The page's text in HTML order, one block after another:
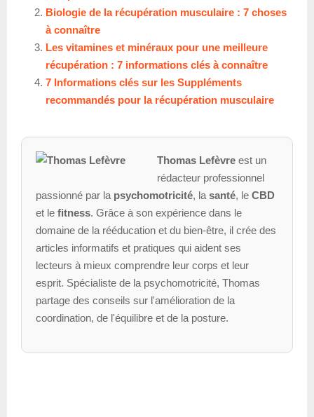
Biologie de la récupération musculaire : 7 choses
à connaître
Les vitamines et minéraux pour une meilleure
récupération : 7 informations clés à connaître
7 Informations clés sur les Suppléments
recommandés pour la récupération musculaire
Thomas Lefèvreest un
rédacteur professionnel
passionné par la psychomotricité, la santé, le CBD
et le fitness. Grâce à son expérience dans le
domaine de la rééducation et du bien-être, il crée des
articles informatifs et pratiques qui aident ses
lecteurs à mieux comprendre leur corps et leur
esprit. Spécialiste de la psychomotricité, Thomas
partage des conseils sur l'amélioration de la
coordination, de l'équilibre et de la posture.